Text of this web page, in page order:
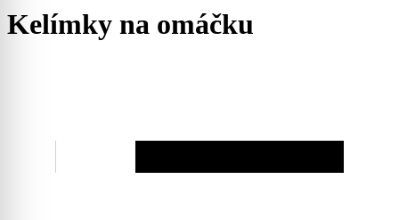
Kelímky na omáčku